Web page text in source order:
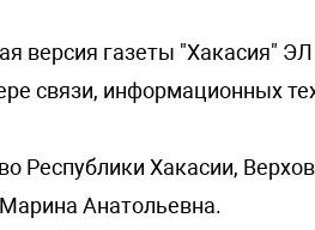
версия газеты "Хакасия"
связи, информационных
Республики Хакасии,
Анатольевна.